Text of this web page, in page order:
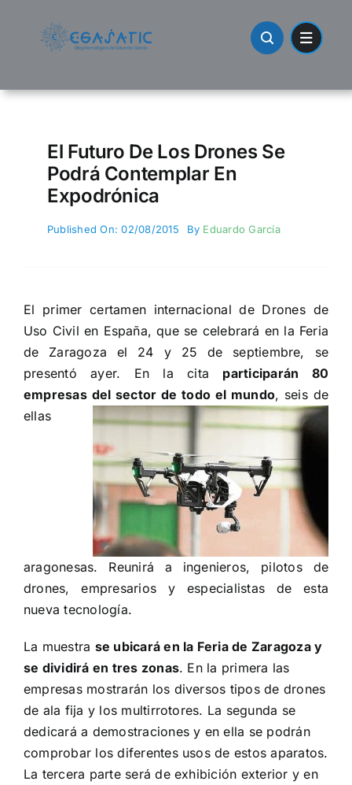
El Futuro De Los Drones Se
Podrá Contemplar En
Expodrónica
Published On: 02/08/2015 By Eduardo García
El primer certamen internacional de Drones de
Uso Civil en España, que se celebrará en la Feria
de Zaragoza el 24 y 25 de septiembre, se
presentó ayer. En la cita participarán 80
empresas del sector de todo el mundo, seis de
ellas
aragonesas. Reunirá a ingenieros, pilotos de
drones, empresarios y especialistas de esta
nueva tecnología.
La muestra se ubicará en la Feria de Zaragoza y
se dividirá en tres zonas. En la primera las
empresas mostrarán los diversos tipos de drones
de ala fija y los multirrotores. La segunda se
dedicará a demostraciones y en ella se podrán
comprobar los diferentes usos de estos aparatos.
La tercera parte será de exhibición exterior y en